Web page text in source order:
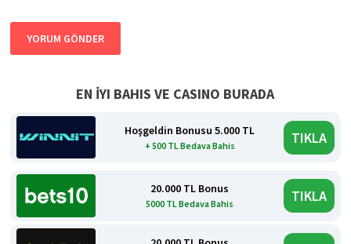
EN İYI BAHIS VE CASINO BURADA
Hoşgeldin Bonusu 5.000 TL
+ 500 TL Bedava Bahis TIKLA
20.000 TL Bonus
5000 TL Bedava Bahis TIKLA